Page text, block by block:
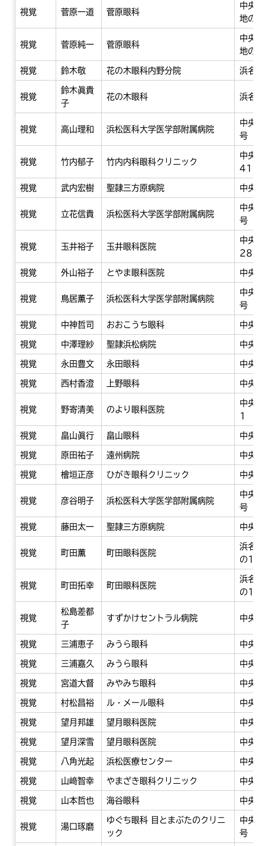
視覚 菅原一道 菅原眼科
中央
地の1
視覚 菅原純一 菅原眼科
中央
地の1
視覚 鈴木敬 花の木眼科内野分院 浜名
視覚
鈴木眞貴
子
花の木眼科 浜名
視覚 高山理和 浜松医科大学医学部附属病院
中央
号
視覚 竹内郁子 竹内内科眼科クリニック
中央
41
視覚 武内宏樹 聖隷三方原病院 中央
視覚 立花信貴 浜松医科大学医学部附属病院
中央
号
視覚 玉井裕子 玉井眼科医院
中央
287
視覚 外山裕子 とやま眼科医院 中央
視覚 鳥居薫子 浜松医科大学医学部附属病院
中央
号
視覚 中神哲司 おおこうち眼科 中央
視覚 中澤理紗 聖隷浜松病院 中央
視覚 永田豊文 永田眼科 中央
視覚 西村香澄 上野眼科 中央
視覚 野寄清美 のより眼科医院
中央
1
視覚 畠山眞行 畠山眼科 中央
視覚 原田祐子 遠州病院 中央
視覚 檜垣正彦 ひがき眼科クリニック 中央
視覚 彦谷明子 浜松医科大学医学部附属病院
中央
号
視覚 藤田太一 聖隷三方原病院 中央
視覚 町田薫 町田眼科医院
浜名
の1
視覚 町田拓幸 町田眼科医院
浜名
の1
視覚
松島差都
子
すずかけセントラル病院 中央
視覚 三浦恵子 みうら眼科 中央
視覚 三浦嘉久 みうら眼科 中央
視覚 宮道大督 みやみち眼科 中央
視覚 村松昌裕 ル・メール眼科 中央
視覚 望月邦雄 望月眼科医院 中央
視覚 望月深雪 望月眼科医院 中央
視覚 八角光起 浜松医療センター 中央
視覚 山﨑智幸 やまざき眼科クリニック 中央
視覚 山本哲也 海谷眼科 中央
視覚 湯口琢磨
ゆぐち眼科 目とまぶたのクリニ
ック
中央
号